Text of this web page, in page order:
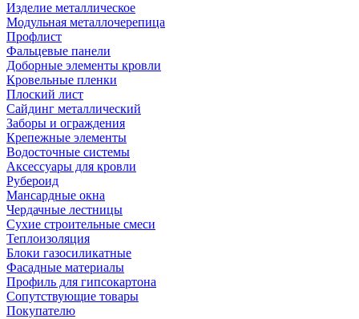
Изделие металлическое
Модульная металлочерепица
Профлист
Фальцевые панели
Доборные элементы кровли
Кровельные пленки
Плоский лист
Сайдинг металлический
Заборы и ограждения
Крепежные элементы
Водосточные системы
Аксессуары для кровли
Рубероид
Мансардные окна
Чердачные лестницы
Сухие строительные смеси
Теплоизоляция
Блоки газосиликатные
Фасадные материалы
Профиль для гипсокартона
Сопутствующие товары
Покупателю